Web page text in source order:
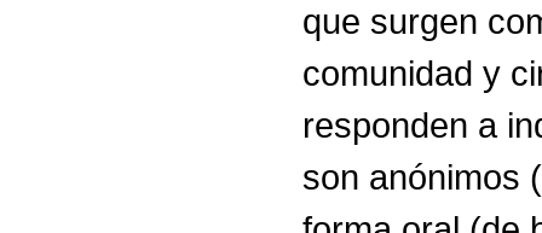
que surgen
comunidad y
responden a
son anónimos